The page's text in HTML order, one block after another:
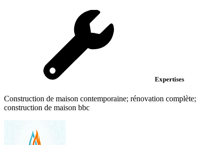
Expertises
Construction de maison contemporaine; rénovation complète;
construction de maison bbc